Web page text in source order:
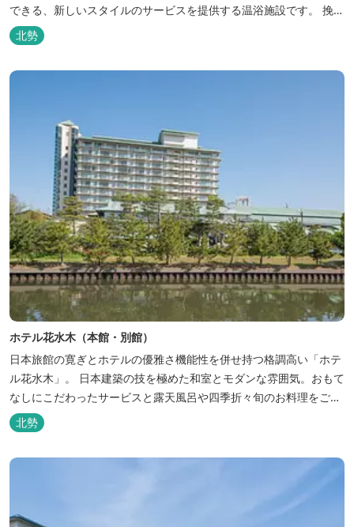
できる、新しいスタイルのサービスを提供する温浴施設です。 挽き
たてコーヒーやコミック、雑誌、マッサージチェア、Wi-Fiを無料
でご利用いただけます。
北勢
ホテル花水木（本館・別館）
日本旅館の寛ぎとホテルの優雅さ機能性を併せ持つ格調高い「ホテ
ル花水木」。 日本建築の技を極めた和室とモダンな雰囲気。おもて
なしにこだわったサービスと露天風呂や四季折々旬のお料理をご満
喫いただけます。
北勢